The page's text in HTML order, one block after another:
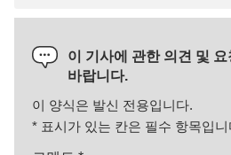
이 기사에 관한 의견 및 요
바랍니다.
이 양식은 발신 전용입니다.
* 표시가 있는 칸은 필수 항목입니